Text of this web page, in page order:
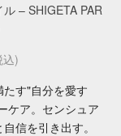
– SHIGETA PAR
)
す"自分を愛す
ケア。センシュア
信を引き出す。